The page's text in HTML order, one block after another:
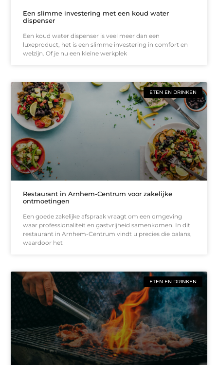
Een slimme investering met een koud water
dispenser
Een koud water dispenser is veel meer dan een
luxeproduct, het is een slimme investering in comfort en
welzijn. Of je nu een kleine werkplek
ETEN EN DRINKEN
Restaurant in Arnhem-Centrum voor zakelijke
ontmoetingen
Een goede zakelijke afspraak vraagt om een omgeving
waar professionaliteit en gastvrijheid samenkomen. In dit
restaurant in Arnhem-Centrum vindt u precies die balans,
waardoor het
ETEN EN DRINKEN